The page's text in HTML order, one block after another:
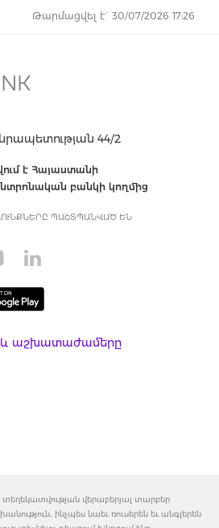
Թարմացվել է` 30/07/2026 17:26
44/2
է Հայաստանի
բանկի կողմից
ՊԱՇՏՊԱՆՎԱԾ ԵՆ
և աշխատաժամերը
տեղեկատվության վերաբերյալ տարբեր
ինչպես նաեւ ռուսերեն եւ անգլերեն